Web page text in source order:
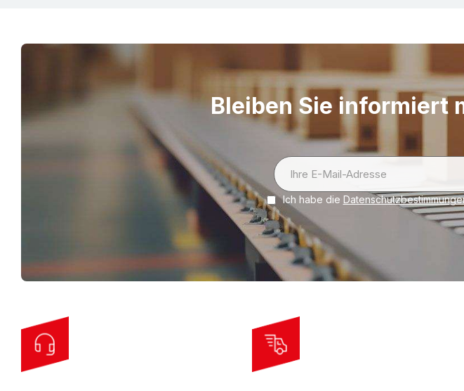
Bleiben Sie informiert
S
f
Ich habe die